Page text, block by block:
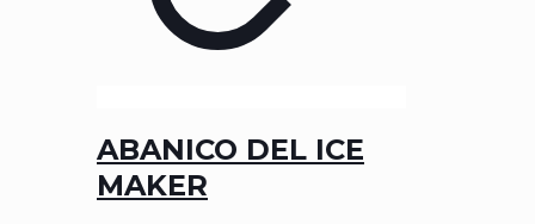
ABANICO DEL ICE
MAKER